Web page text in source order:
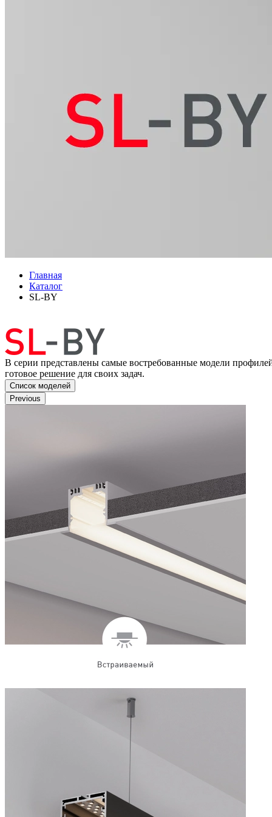
Главная
Каталог
SL-BY
В серии представлены самые востребованные модели
готовое решение для своих задач.
Список моделей
Previous